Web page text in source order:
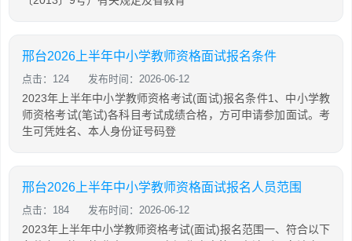
邢台2026上半年中小学教师资格面试报名条件
点击：124 发布时间：2026-06-12
2023年上半年中小学教师资格考试(面试)报名条件1、中小学教
师资格考试(笔试)各科目考试成绩合格，方可申请参加面试。考
生可凭姓名、本人身份证号码登
邢台2026上半年中小学教师资格面试报名人员范围
点击：184 发布时间：2026-06-12
2023年上半年中小学教师资格考试(面试)报名范围一、符合以下